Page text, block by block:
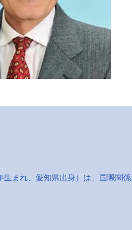
まれ、愛知県出身）は、国際関